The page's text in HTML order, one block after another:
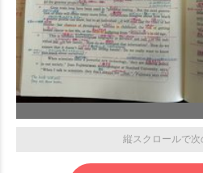
縦スクロールで次